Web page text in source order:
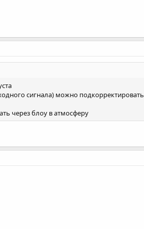
сигнала) можно подкорректировать
через блоу в атмосферу